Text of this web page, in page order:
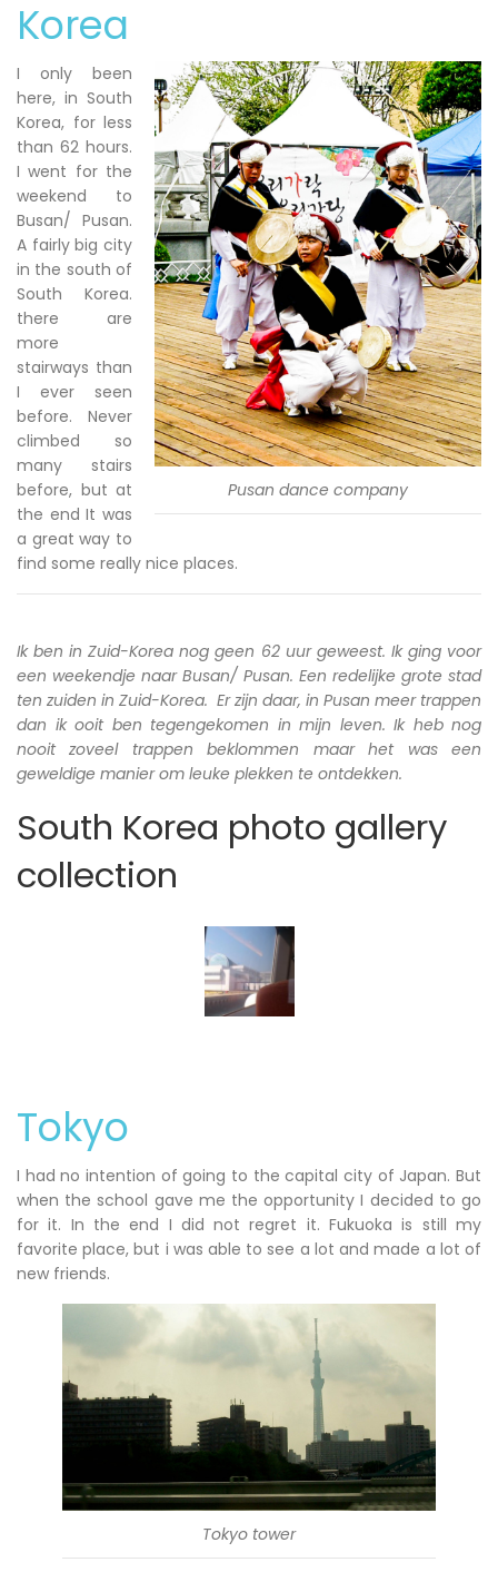
Korea
Pusan dance company
I only been
here, in South
Korea, for less
than 62 hours.
I went for the
weekend to
Busan/ Pusan.
A fairly big city
in the south of
South Korea.
there are
more
stairways than
I ever seen
before. Never
climbed so
many stairs
before, but at
the end It was
a great way to
find some really nice places.
Ik ben in Zuid-Korea nog geen 62 uur geweest. Ik ging voor
een weekendje naar Busan/ Pusan. Een redelijke grote stad
ten zuiden in Zuid-Korea. Er zijn daar, in Pusan meer trappen
dan ik ooit ben tegengekomen in mijn leven. Ik heb nog
nooit zoveel trappen beklommen maar het was een
geweldige manier om leuke plekken te ontdekken.
South Korea photo gallery
collection
Tokyo
I had no intention of going to the capital city of Japan. But
when the school gave me the opportunity I decided to go
for it. In the end I did not regret it. Fukuoka is still my
favorite place, but i was able to see a lot and made a lot of
new friends.
Tokyo tower